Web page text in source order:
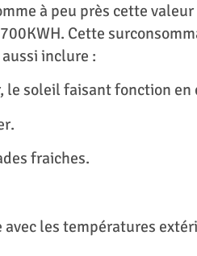
à peu près cette
Cette
inclure :
soleil faisant fonction en
fraiches.
les températures